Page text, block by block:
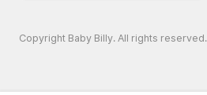
Copyright Baby Billy. All rights reserved.